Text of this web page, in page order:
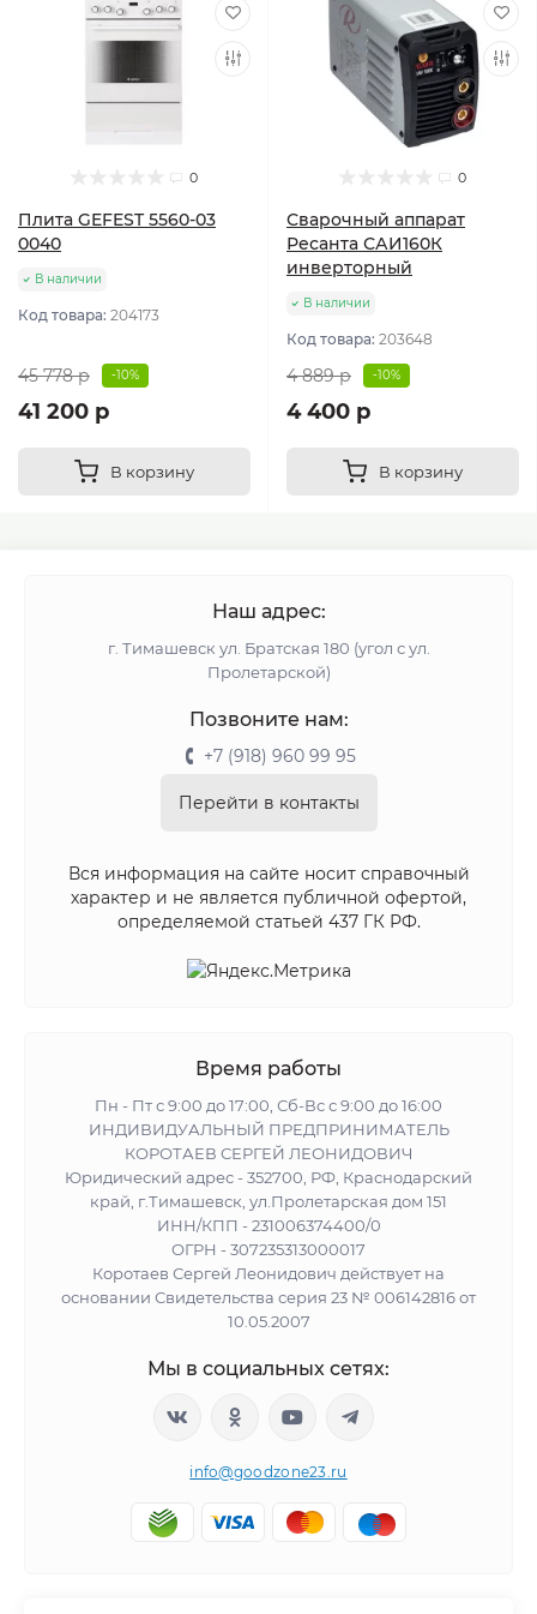
0
Плита GEFEST 5560-03
0040
В наличии
Код товара: 204173
45 778 р -10%
41 200 р
В корзину
0
Сварочный аппарат
Ресанта САИ160К
инверторный
В наличии
Код товара: 203648
4 889 р -10%
4 400 р
В корзину
Наш адрес:
г. Тимашевск ул. Братская 180 (угол с ул.
Пролетарской)
Позвоните нам:
+7 (918) 960 99 95
Перейти в контакты
Вся информация на сайте носит справочный
характер и не является публичной офертой,
определяемой статьей 437 ГК РФ.
Время работы
Пн - Пт с 9:00 до 17:00, Сб-Вс с 9:00 до 16:00
ИНДИВИДУАЛЬНЫЙ ПРЕДПРИНИМАТЕЛЬ
КОРОТАЕВ СЕРГЕЙ ЛЕОНИДОВИЧ
Юридический адрес - 352700, РФ, Краснодарский
край, г.Тимашевск, ул.Пролетарская дом 151
ИНН/КПП - 231006374400/0
ОГРН - 307235313000017
Коротаев Сергей Леонидович действует на
основании Свидетельства серия 23 № 006142816 от
10.05.2007
Мы в социальных сетях:
info@goodzone23.ru